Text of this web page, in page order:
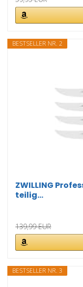
BESTSELLER NR. 2
ZWILLING
teilig...
139,99 EUR
BESTSELLER NR. 3